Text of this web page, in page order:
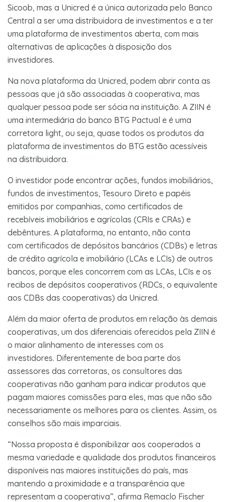
Sicoob, mas a Unicred é a única autorizada pelo Banco
Central a ser uma distribuidora de investimentos e a ter
uma plataforma de investimentos aberta, com mais
alternativas de aplicações à disposição dos
investidores.
Na nova plataforma da Unicred, podem abrir conta as
pessoas que já são associadas à cooperativa, mas
qualquer pessoa pode ser sócia na instituição. A ZIIN é
uma intermediária do banco BTG Pactual e é uma
corretora light, ou seja, quase todos os produtos da
plataforma de investimentos do BTG estão acessíveis
na distribuidora.
O investidor pode encontrar ações, fundos imobiliários,
fundos de investimentos, Tesouro Direto e papéis
emitidos por companhias, como certificados de
recebíveis imobiliários e agrícolas (CRIs e CRAs) e
debêntures. A plataforma, no entanto, não conta
com certificados de depósitos bancários (CDBs) e letras
de crédito agrícola e imobiliário (LCAs e LCIs) de outros
bancos, porque eles concorrem com as LCAs, LCIs e os
recibos de depósitos cooperativos (RDCs, o equivalente
aos CDBs das cooperativas) da Unicred.
Além da maior oferta de produtos em relação às demais
cooperativas, um dos diferenciais oferecidos pela ZIIN é
o maior alinhamento de interesses com os
investidores. Diferentemente de boa parte dos
assessores das corretoras, os consultores das
cooperativas não ganham para indicar produtos que
pagam maiores comissões para eles, mas que não são
necessariamente os melhores para os clientes. Assim, os
conselhos são mais imparciais.
“Nossa proposta é disponibilizar aos cooperados a
mesma variedade e qualidade dos produtos financeiros
disponíveis nas maiores instituições do país, mas
mantendo a proximidade e a transparência que
representam a cooperativa”, afirma Remaclo Fischer